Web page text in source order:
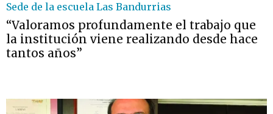
Sede de la escuela Las Bandurrias
“Valoramos profundamente el trabajo que
la institución viene realizando desde hace
tantos años”